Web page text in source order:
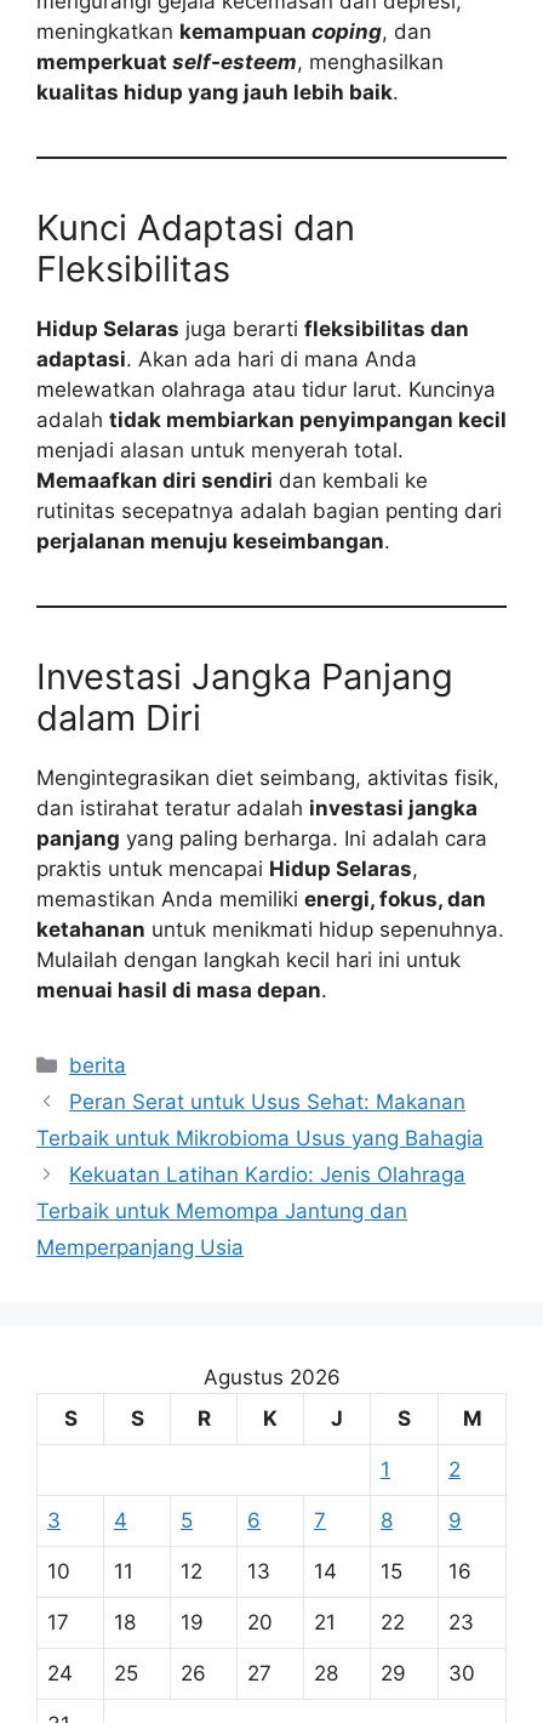
meningkatkan kemampuan coping, dan
memperkuat self-esteem, menghasilkan
kualitas hidup yang jauh lebih baik.
Kunci Adaptasi dan
Fleksibilitas
Hidup Selaras juga berarti fleksibilitas dan
adaptasi. Akan ada hari di mana Anda
melewatkan olahraga atau tidur larut. Kuncinya
adalah tidak membiarkan penyimpangan kecil
menjadi alasan untuk menyerah total.
Memaafkan diri sendiri dan kembali ke
rutinitas secepatnya adalah bagian penting dari
perjalanan menuju keseimbangan.
Investasi Jangka Panjang
dalam Diri
Mengintegrasikan diet seimbang, aktivitas fisik,
dan istirahat teratur adalah investasi jangka
panjang yang paling berharga. Ini adalah cara
praktis untuk mencapai Hidup Selaras,
memastikan Anda memiliki energi, fokus, dan
ketahanan untuk menikmati hidup sepenuhnya.
Mulailah dengan langkah kecil hari ini untuk
menuai hasil di masa depan.
Kategori
berita
Peran Serat untuk Usus Sehat: Makanan
Terbaik untuk Mikrobioma Usus yang Bahagia
Kekuatan Latihan Kardio: Jenis Olahraga
Terbaik untuk Memompa Jantung dan
Memperpanjang Usia
Agustus 2026
S
S R K J S M
1 2
3 4 5 6 7 8 9
10 11 12 13 14 15 16
17 18 19 20 21 22 23
24 25 26 27 28 29 30